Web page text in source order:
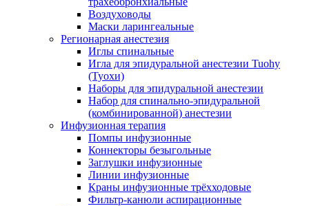
Воздуховоды
Маски ларингеальные
Регионарная анестезия
Иглы спинальные
Игла для эпидуральной анестезии Tuohy
(Туохи)
Наборы для эпидуральной анестезии
Набор для спинально-эпидуральной
(комбинированной) анестезии
Инфузионная терапия
Помпы инфузионные
Коннекторы безыгольные
Заглушки инфузионные
Линии инфузионные
Краны инфузионные трёхходовые
Фильтр-канюли аспирационные